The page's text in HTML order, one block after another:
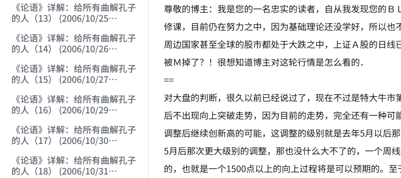
《论语》详解：给所有曲解孔子
的人（13） (2006/10/25
《论语》详解：给所有曲解孔子
的人（14） (2006/10/26
《论语》详解：给所有曲解孔子
的人（15） (2006/10/27
《论语》详解：给所有曲解孔子
的人（16） (2006/10/29
《论语》详解：给所有曲解孔子
的人（17） (2006/10/30
《论语》详解：给所有曲解孔子
的人（18） (2006/10/31
尊敬的博主：我是您的一名忠实的读者，自从我发现您的
修课，目前仍在努力之中，因为基础理论还没学好，所以也
周边国家甚至全球的股市都处于大跌之中，上证Ａ股的日
被Ｍ掉了？！很想知道博主对这轮行情是怎么看的．
==
对大盘的判断，很久以前已经说过了，现在不过是特大牛
后不出现向上突破走势，因为目前的走势，完全还有一种
调整后继续创新高的可能，这调整的级别就是去年5月以后
5月后那次更大级别的调整，那也没什么大不了的，一个周
的，也就是一个1500点以上的向上过程将是可以预期的。